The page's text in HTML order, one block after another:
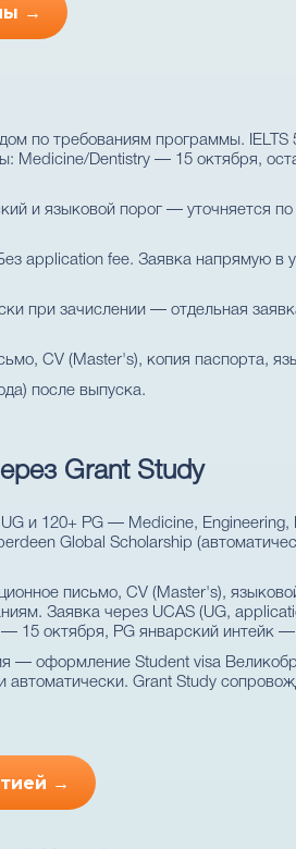
→
по требованиям программы. IELTS
Medicine/Dentistry — 15 октября,
и языковой порог — уточняется
application fee. Заявка напрямую в
при зачислении — отдельная
CV (Master's), копия паспорта,
после выпуска.
Grant Study
и 120+ PG — Medicine, Engineering,
Global Scholarship
письмо, CV (Master's),
Заявка через UCAS (UG,
15 октября, PG январский интейк
— оформление Student visa
Grant Study
→